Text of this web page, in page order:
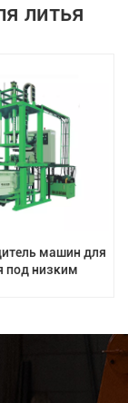
литья
машин для
под низким